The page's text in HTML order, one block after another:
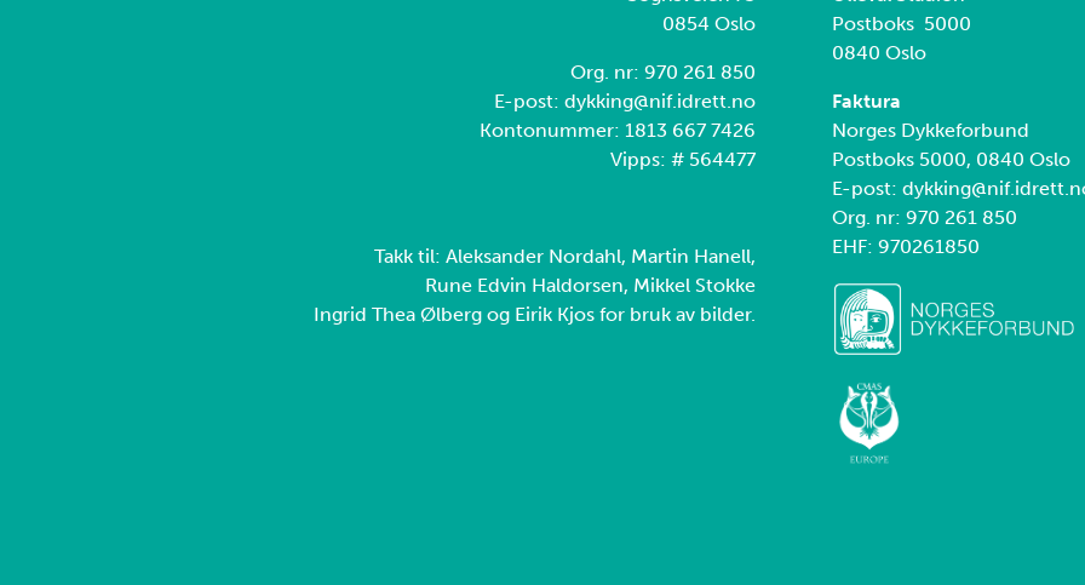
0854 Oslo
Org. nr: 970 261 850
E-post: dykking@nif.idrett.no
Kontonummer: 1813 667 7426
Vipps: # 564477
Takk til: Aleksander Nordahl, Martin Hanell,
Rune Edvin Haldorsen, Mikkel Stokke
Ingrid Thea Ølberg og Eirik Kjos for bruk av bilder.
Postboks 5000
0840 Oslo
Faktura
Norges Dykkeforbund
Postboks 5000, 0840 Oslo
E-post:
Org. nr: 970 261 850
EHF: 970261850